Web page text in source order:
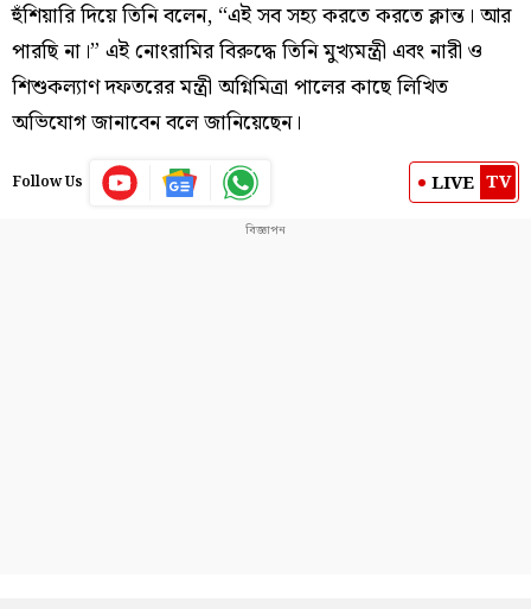
হুঁশিয়ারি দিয়ে তিনি বলেন, “এই সব সহ্য করতে করতে ক্লান্ত। আর
পারছি না।” এই নোংরামির বিরুদ্ধে তিনি মুখ্যমন্ত্রী এবং নারী ও
শিশুকল্যাণ দফতরের মন্ত্রী অগ্নিমিত্রা পালের কাছে লিখিত
অভিযোগ জানাবেন বলে জানিয়েছেন।
Follow Us LIVE TV